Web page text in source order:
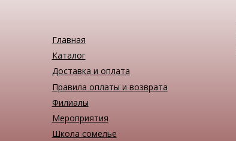
Главная
Каталог
Доставка и оплата
Правила оплаты и возврата
Филиалы
Мероприятия
Школа сомелье